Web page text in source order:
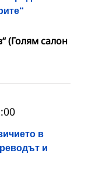
(Голям салон
в
и